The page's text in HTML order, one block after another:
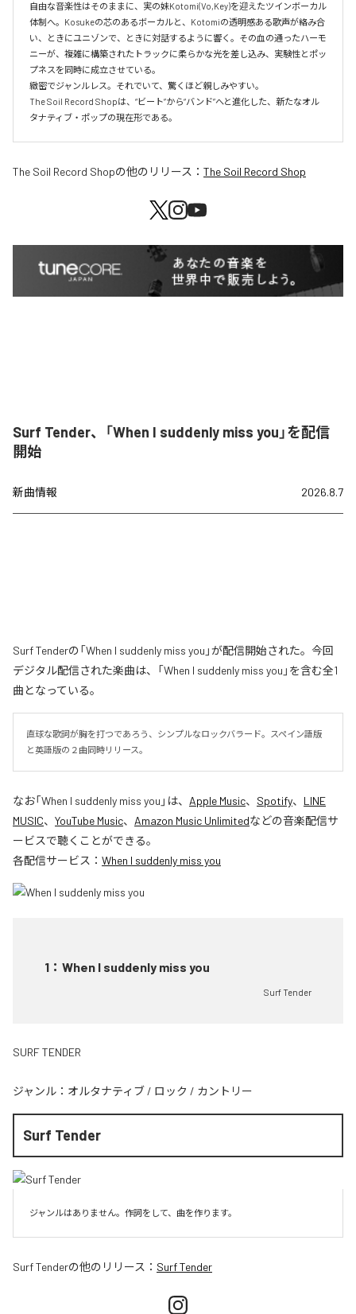
自由な音楽性はそのままに、実の妹Kotomi(Vo,Key)を迎えたツインボーカル
体制へ。Kosukeの芯のあるボーカルと、Kotomiの透明感ある歌声が絡み合
い、ときにユニゾンで、ときに対話するように響く。その血の通ったハーモ
ニーが、複雑に構築されたトラックに柔らかな光を差し込み、実験性とポッ
プネスを同時に成立させている。
緻密でジャンルレス。それでいて、驚くほど親しみやすい。
The Soil Record Shopは、“ビート”から“バンド”へと進化した、新たなオル
タナティブ・ポップの現在形である。
The Soil Record Shopの他のリリース： The Soil Record Shop
Surf Tender、「When I suddenly miss you」を配信
開始
新曲情報 2026.8.7
Surf Tenderの「When I suddenly miss you」が配信開始された。今回
デジタル配信された楽曲は、「When I suddenly miss you」を含む全1
曲となっている。
直球な歌詞が胸を打つであろう、シンプルなロックバラード。スペイン語版
と英語版の２曲同時リリース。
なお「When I suddenly miss you 」は、 Apple Music、 Spotify、 LINE
MUSIC、 YouTube Music、 Amazon Music Unlimitedなどの音楽配信サ
ービスで聴くことができる。
各配信サービス： When I suddenly miss you
1 ： When I suddenly miss you
Surf Tender
SURF TENDER
ジャンル： オルタナティブ / ロック / カントリー
Surf Tender
ジャンルはありません。作詞をして、曲を作ります。
Surf Tenderの他のリリース： Surf Tender